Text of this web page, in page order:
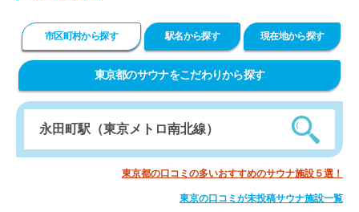
市区町村から探す 駅名から探す 現在地から探す
東京都のサウナをこだわりから探す
東京都の口コミの多いおすすめのサウナ施設５選！
東京の口コミが未投稿サウナ施設一覧